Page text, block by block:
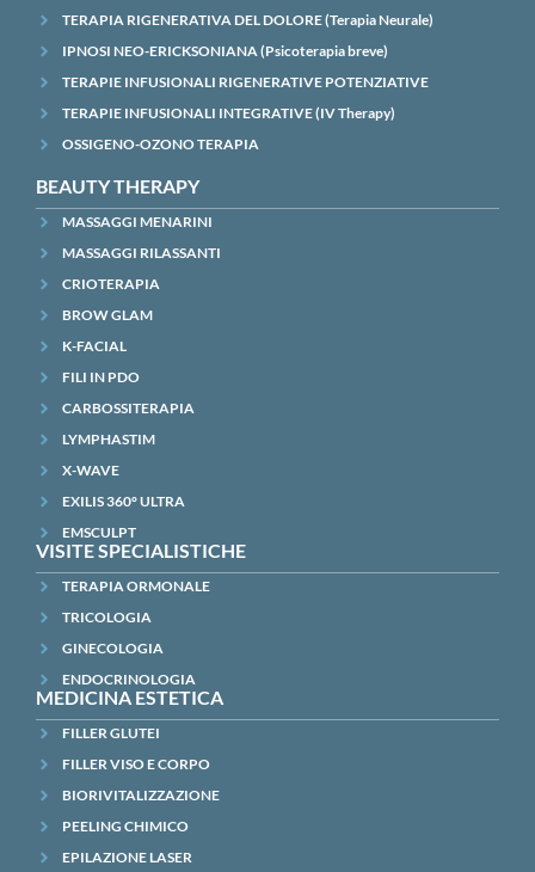
TERAPIA RIGENERATIVA DEL DOLORE (Terapia Neurale)
IPNOSI NEO-ERICKSONIANA (Psicoterapia breve)
TERAPIE INFUSIONALI RIGENERATIVE POTENZIATIVE
TERAPIE INFUSIONALI INTEGRATIVE (IV Therapy)
OSSIGENO-OZONO TERAPIA
BEAUTY THERAPY
MASSAGGI MENARINI
MASSAGGI RILASSANTI
CRIOTERAPIA
BROW GLAM
K-FACIAL
FILI IN PDO
CARBOSSITERAPIA
LYMPHASTIM
X-WAVE
EXILIS 360° ULTRA
EMSCULPT
VISITE SPECIALISTICHE
TERAPIA ORMONALE
TRICOLOGIA
GINECOLOGIA
ENDOCRINOLOGIA
MEDICINA ESTETICA
FILLER GLUTEI
FILLER VISO E CORPO
BIORIVITALIZZAZIONE
PEELING CHIMICO
EPILAZIONE LASER